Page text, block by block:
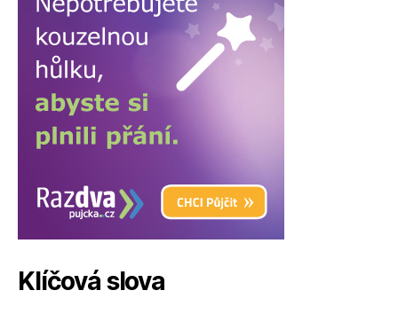
Klíčová slova